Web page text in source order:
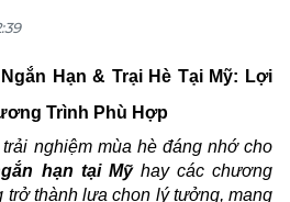
Hạn & Trại Hè Tại Mỹ: Lợi
Trình Phù Hợp
nghiệm mùa hè đáng nhớ cho
hạn tại Mỹhay các chương
trở thành lựa chọn lý tưởng, mang